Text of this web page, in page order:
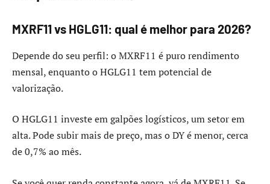
MXRF11 vs HGLG11: qual é melhor para 2026?
Depende do seu perfil: o MXRF11 é puro rendimento
mensal, enquanto o HGLG11 tem potencial de
valorização.
O HGLG11 investe em galpões logísticos, um setor em
alta. Pode subir mais de preço, mas o DY é menor, cerca
de 0,7% ao mês.